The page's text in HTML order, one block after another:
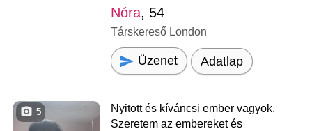
Nóra, 54
Társkereső London
Üzenet Adatlap
5
Nyitott és kíváncsi ember vagyok.
Szeretem az embereket és